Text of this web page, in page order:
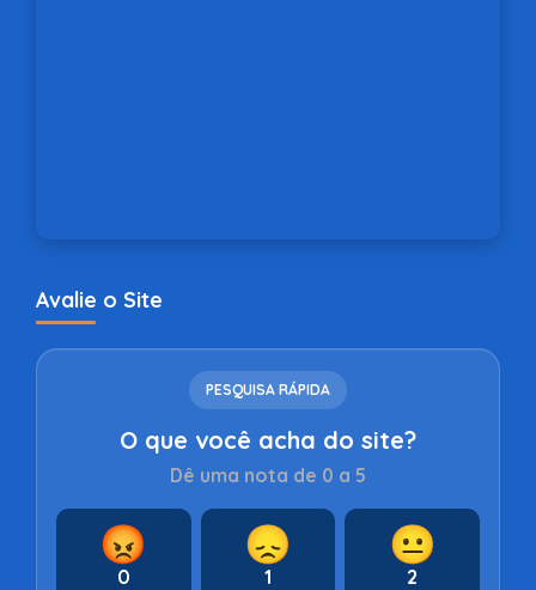
Avalie o Site
PESQUISA RÁPIDA
O que você acha do site?
Dê uma nota de 0 a 5
😡
0
😞
1
😐
2